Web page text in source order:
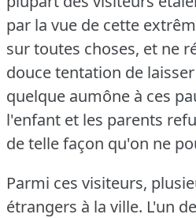
par la vue de cette
sur toutes choses, et ne
douce tentation de
quelque aumône à ces
l'enfant et les parents
de telle façon qu'on ne
Parmi ces visiteurs,
étrangers à la ville. L'un